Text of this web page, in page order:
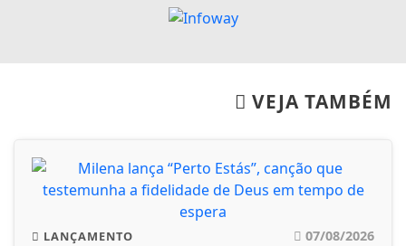
VEJA TAMBÉM
LANÇAMENTO 07/08/2026